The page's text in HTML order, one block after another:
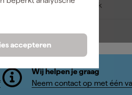
accepteren
Vergelijk
Wij helpen je graag
Neem contact op met één